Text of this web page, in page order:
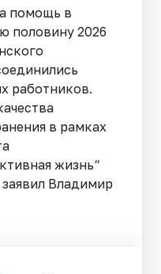
помощь в
половину 2026
работников.
в рамках
жизнь“
Владимир